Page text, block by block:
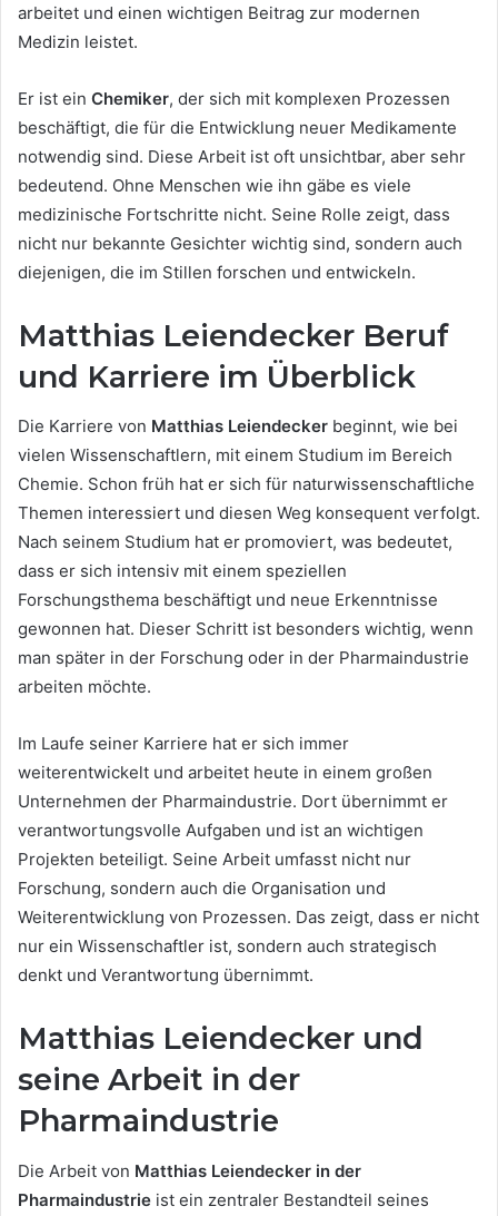
arbeitet und einen wichtigen Beitrag zur modernen
Medizin leistet.
Er ist ein Chemiker, der sich mit komplexen Prozessen
beschäftigt, die für die Entwicklung neuer Medikamente
notwendig sind. Diese Arbeit ist oft unsichtbar, aber sehr
bedeutend. Ohne Menschen wie ihn gäbe es viele
medizinische Fortschritte nicht. Seine Rolle zeigt, dass
nicht nur bekannte Gesichter wichtig sind, sondern auch
diejenigen, die im Stillen forschen und entwickeln.
Matthias Leiendecker Beruf
und Karriere im Überblick
Die Karriere von Matthias Leiendecker beginnt, wie bei
vielen Wissenschaftlern, mit einem Studium im Bereich
Chemie. Schon früh hat er sich für naturwissenschaftliche
Themen interessiert und diesen Weg konsequent verfolgt.
Nach seinem Studium hat er promoviert, was bedeutet,
dass er sich intensiv mit einem speziellen
Forschungsthema beschäftigt und neue Erkenntnisse
gewonnen hat. Dieser Schritt ist besonders wichtig, wenn
man später in der Forschung oder in der Pharmaindustrie
arbeiten möchte.
Im Laufe seiner Karriere hat er sich immer
weiterentwickelt und arbeitet heute in einem großen
Unternehmen der Pharmaindustrie. Dort übernimmt er
verantwortungsvolle Aufgaben und ist an wichtigen
Projekten beteiligt. Seine Arbeit umfasst nicht nur
Forschung, sondern auch die Organisation und
Weiterentwicklung von Prozessen. Das zeigt, dass er nicht
nur ein Wissenschaftler ist, sondern auch strategisch
denkt und Verantwortung übernimmt.
Matthias Leiendecker und
seine Arbeit in der
Pharmaindustrie
Die Arbeit von Matthias Leiendecker in der
Pharmaindustrie ist ein zentraler Bestandteil seines